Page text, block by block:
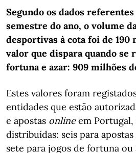
Segundo os dados
semestre do ano, o volume
desportivas à cota foi de 190
valor que dispara quando se
fortuna e azar: 909 milhões
Estes valores foram
entidades que estão
e apostas onlineem Portugal,
distribuídas: seis para
sete para jogos de fortuna ou